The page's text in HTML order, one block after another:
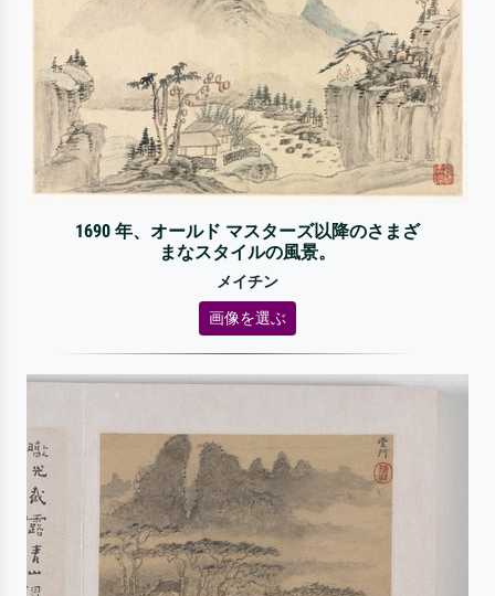
1690 年、オールド マスターズ以降のさまざ
まなスタイルの風景。
メイチン
画像を選ぶ